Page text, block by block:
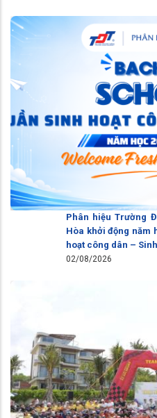
Phân hiệu Trường
Hòa khởi động năm
hoạt công dân –
02/08/2026